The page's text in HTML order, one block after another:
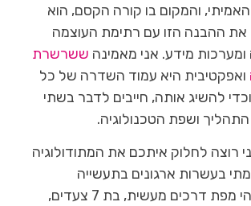
והמקום בו קורה הקסם, הוא
את ההבנה הזו עם רתימת העוצמה
ומערכות מידע. אני מאמינה ששרשרת
ואפקטיבית היא עמוד השדרה של כל
להשיג אותה, חייבים לדבר בשתי
ושפת הטכנולוגיה.
רוצה לחלוק איתכם את המתודולוגיה
בעשרות ארגונים בתעשייה
הישראלית. זוהי מפת דרכים מעשית, בת 7 צעדים,